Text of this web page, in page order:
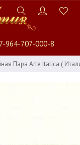
964-707-000-8
Пара Arte Italica (